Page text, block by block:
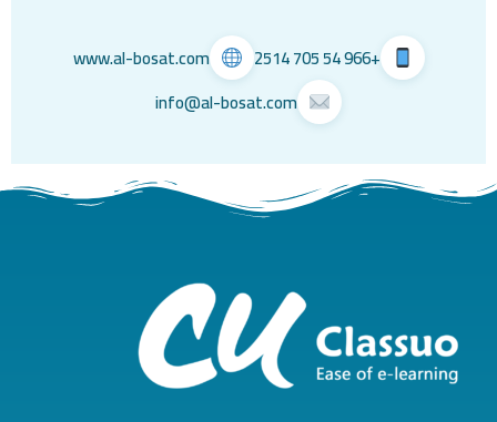
+966 54 705 2514
www.al-bosat.com
info@al-bosat.com